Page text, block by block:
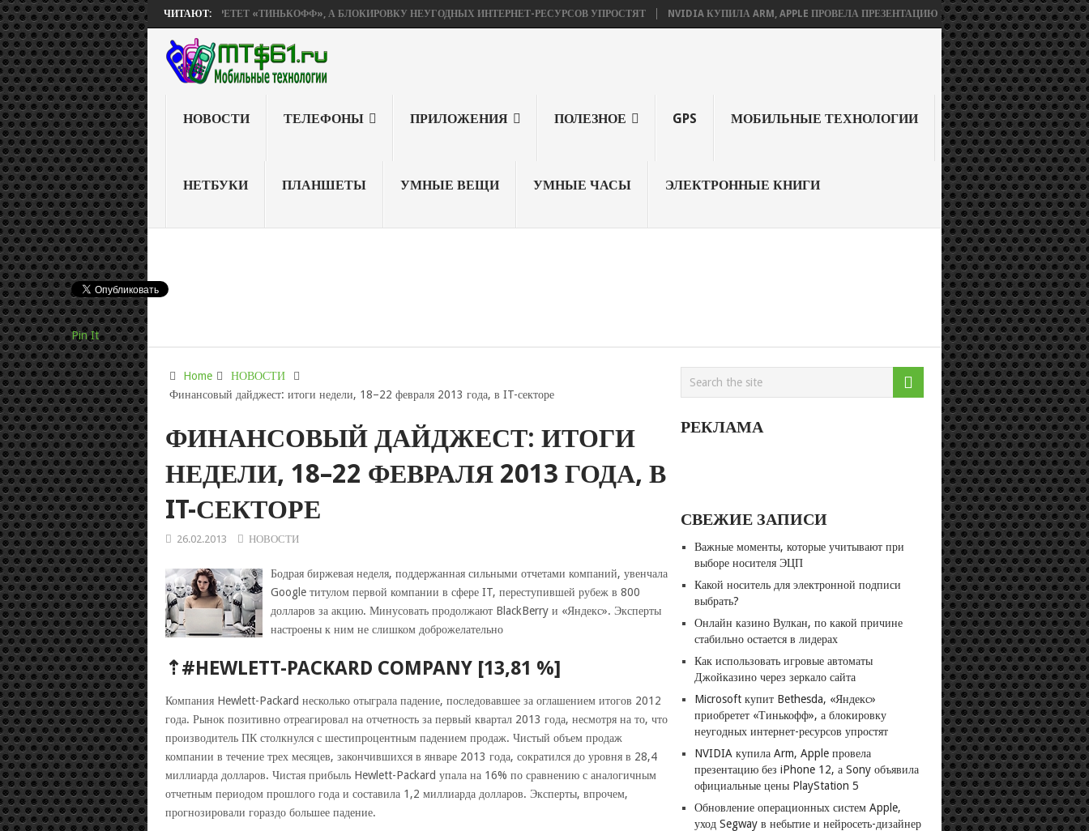
ЧИТАЮТ:
BETHESDA, «ЯНДЕКС» ПРИОБРЕТЕТ «ТИНЬКОФФ», А БЛОКИРОВКУ НЕУГОДНЫХ ИНТЕРНЕТ-РЕСУРСОВ УПРОСТЯТ NVIDIA КУПИЛА ARM, APPLE ПРОВЕЛА ПРЕЗЕНТАЦИЮ БЕЗ IPHONE 12, А SONY ОБЪЯВИЛА
НОВОСТИ ТЕЛЕФОНЫ ПРИЛОЖЕНИЯ ПОЛЕЗНОЕ GPS МОБИЛЬНЫЕ ТЕХНОЛОГИИ
НЕТБУКИ ПЛАНШЕТЫ УМНЫЕ ВЕЩИ УМНЫЕ ЧАСЫ ЭЛЕКТРОННЫЕ КНИГИ
Home
НОВОСТИ
Финансовый дайджест: итоги недели, 18–22 февраля 2013 года, в IT-секторе
ФИНАНСОВЫЙ ДАЙДЖЕСТ: ИТОГИ
НЕДЕЛИ, 18–22 ФЕВРАЛЯ 2013 ГОДА, В
IT-СЕКТОРЕ
26.02.2013 НОВОСТИ
Бодрая биржевая неделя, поддержанная сильными отчетами компаний, увенчала
Google титулом первой компании в сфере IT, переступившей рубеж в 800
долларов за акцию. Минусовать продолжают BlackBerry и «Яндекс». Эксперты
настроены к ним не слишком доброжелательно
⇡#HEWLETT-PACKARD COMPANY [13,81 %]
Компания Hewlett-Packard несколько отыграла падение, последовавшее за оглашением итогов 2012
года. Рынок позитивно отреагировал на отчетность за первый квартал 2013 года, несмотря на то, что
производитель ПК столкнулся с шестипроцентным падением продаж. Чистый объем продаж
компании в течение трех месяцев, закончившихся в январе 2013 года, сократился до уровня в 28,4
миллиарда долларов. Чистая прибыль Hewlett-Packard упала на 16% по сравнению с аналогичным
отчетным периодом прошлого года и составила 1,2 миллиарда долларов. Эксперты, впрочем,
прогнозировали гораздо большее падение.
Pin It
РЕКЛАМА
СВЕЖИЕ ЗАПИСИ
Важные моменты, которые учитывают при
выборе носителя ЭЦП
Какой носитель для электронной подписи
выбрать?
Онлайн казино Вулкан, по какой причине
стабильно остается в лидерах
Как использовать игровые автоматы
Джойказино через зеркало сайта
Microsoft купит Bethesda, «Яндекс»
приобретет «Тинькофф», а блокировку
неугодных интернет-ресурсов упростят
NVIDIA купила Arm, Apple провела
презентацию без iPhone 12, а Sony объявила
официальные цены PlayStation 5
Обновление операционных систем Apple,
уход Segway в небытие и нейросеть-дизайнер